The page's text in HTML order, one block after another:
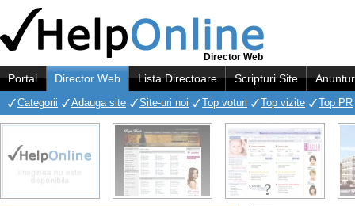
Director Web
Portal Director Web Lista Directoare Scripturi Site
Categorii Adauga site Site-uri noi Top voturi Top vizite Top PR